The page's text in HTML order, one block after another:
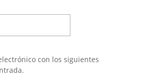
con los siguientes